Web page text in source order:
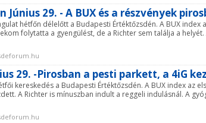
Június 29. - A BUX és a részvények
hétfőn délelőtt a Budapesti Értéktőzsdén. A BUX
folytatta a gyengülést, de a Richter sem találja a
29. -Pirosban a pesti parkett, a 4iG
kereskedés a Budapesti Értéktőzsdén. A BUX index az
A Richter is mínuszban indult a reggeli indulásnál. A